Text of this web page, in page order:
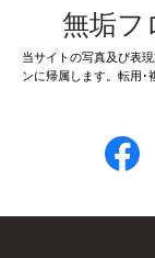
無垢フ
当サイトの写真及び表
ンに帰属します。転用･